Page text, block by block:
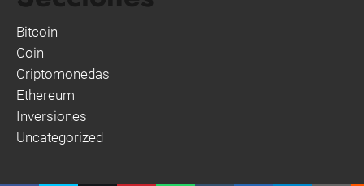
Bitcoin
Coin
Criptomonedas
Ethereum
Inversiones
Uncategorized